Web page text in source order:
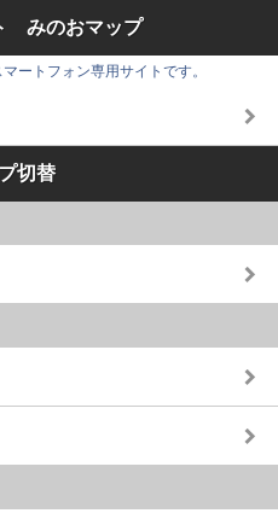
みのおマップ
ートフォン専用サイトです。
切替